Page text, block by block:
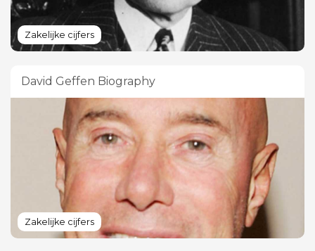
Zakelijke cijfers
David Geffen Biography
Zakelijke cijfers